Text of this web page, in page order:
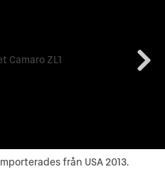
importerades från USA 2013.
från USA 2013.